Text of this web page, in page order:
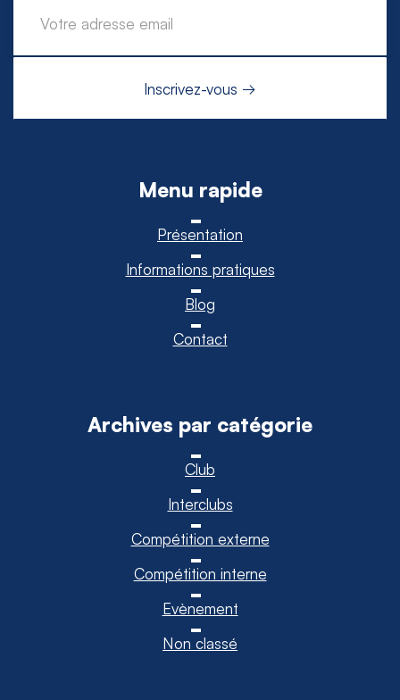
Menu rapide
Présentation
Informations pratiques
Blog
Contact
Archives par catégorie
Club
Interclubs
Compétition externe
Compétition interne
Evènement
Non classé